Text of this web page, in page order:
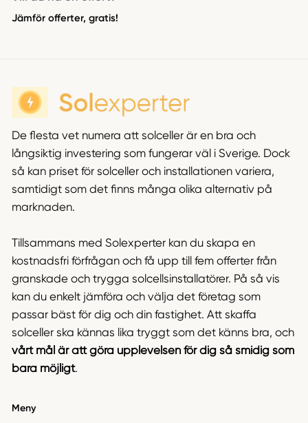
Jämför offerter, gratis!
De flesta vet numera att solceller är en bra och
långsiktig investering som fungerar väl i Sverige. Dock
så kan priset för solceller och installationen variera,
samtidigt som det finns många olika alternativ på
marknaden.
Tillsammans med Solexperter kan du skapa en
kostnadsfri förfrågan och få upp till fem offerter från
granskade och trygga solcellsinstallatörer. På så vis
kan du enkelt jämföra och välja det företag som
passar bäst för dig och din fastighet. Att skaffa
solceller ska kännas lika tryggt som det känns bra, och
vårt mål är att göra upplevelsen för dig så smidig som
bara möjligt.
Meny